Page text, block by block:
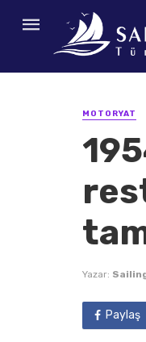
MOTORYAT
Yazar:
Paylaş